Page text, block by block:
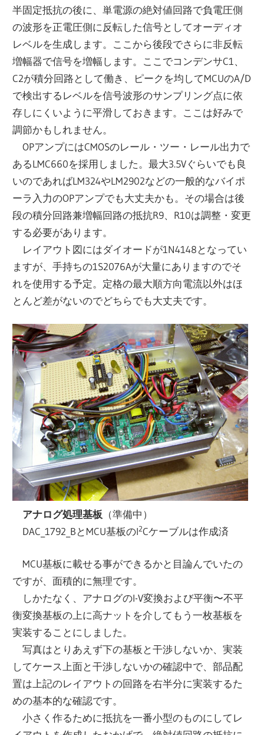
半固定抵抗の後に、単電源の絶対値回路で負電圧側
の波形を正電圧側に反転した信号としてオーディオ
レベルを生成します。ここから後段でさらに非反転
増幅器で信号を増幅します。ここでコンデンサC1、
C2が積分回路として働き、ピークを均してMCUのA/D
で検出するレベルを信号波形のサンプリング点に依
存しにくいように平滑しておきます。ここは好みで
調節かもしれません。
OPアンプにはCMOSのレール・ツー・レール出力で
あるLMC660を採用しました。最大3.5Vぐらいでも良
いのであればLM324やLM2902などの一般的なバイポ
ーラ入力のOPアンプでも大丈夫かも。その場合は後
段の積分回路兼増幅回路の抵抗R9、R10は調整・変更
する必要があります。
レイアウト図にはダイオードが1N4148となってい
ますが、手持ちの1S2076Aが大量にありますのでそ
れを使用する予定。定格の最大順方向電流以外はほ
とんど差がないのでどちらでも大丈夫です。
アナログ処理基板 （準備中）
DAC_1792_BとMCU基板のI2Cケーブルは作成済
MCU基板に載せる事ができるかと目論んでいたの
ですが、面積的に無理です。
しかたなく、アナログのI-V変換および平衡〜不平
衡変換基板の上に高ナットを介してもう一枚基板を
実装することにしました。
写真はとりあえず下の基板と干渉しないか、実装
してケース上面と干渉しないかの確認中で、部品配
置は上記のレイアウトの回路を右半分に実装するた
めの基本的な確認です。
小さく作るために抵抗を一番小型のものにしてレ